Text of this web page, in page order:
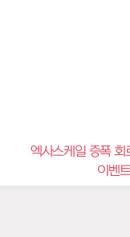
엑사스케일 증폭 회
이벤트